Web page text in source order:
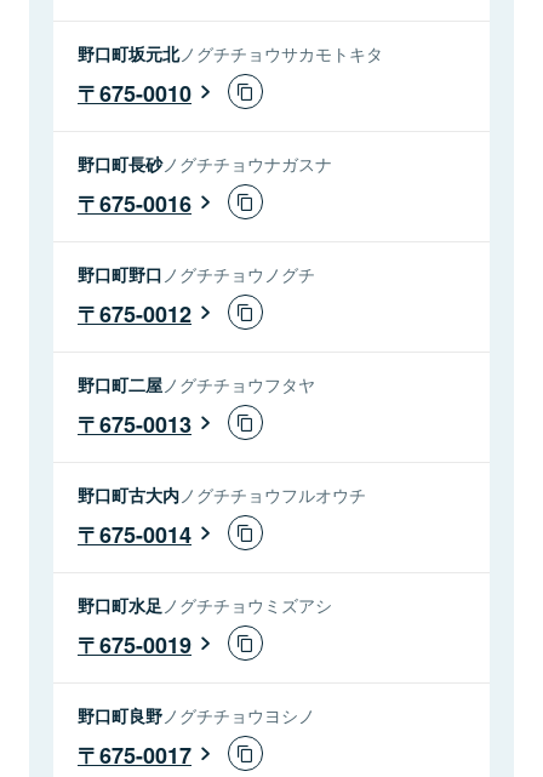
野口町坂元北ノグチチョウサカモトキタ
675-0010
野口町長砂ノグチチョウナガスナ
675-0016
野口町野口 ノグチチョウノグチ
675-0012
野口町二屋 ノグチチョウフタヤ
675-0013
野口町古大内 ノグチチョウフルオウチ
675-0014
野口町水足 ノグチチョウミズアシ
675-0019
野口町良野 ノグチチョウヨシノ
675-0017